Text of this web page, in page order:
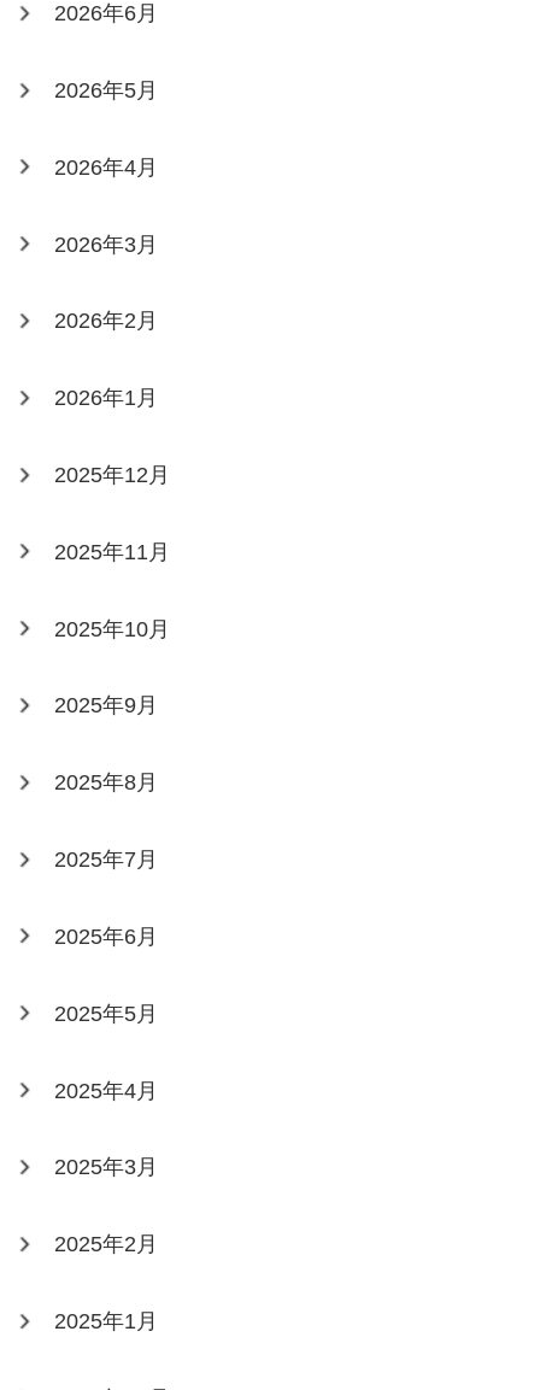
2026年6月
2026年5月
2026年4月
2026年3月
2026年2月
2026年1月
2025年12月
2025年11月
2025年10月
2025年9月
2025年8月
2025年7月
2025年6月
2025年5月
2025年4月
2025年3月
2025年2月
2025年1月